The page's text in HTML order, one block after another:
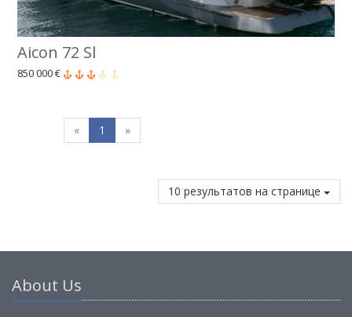
Aicon 72 Sl
850 000 €
« 1 »
10 результатов на странице
About Us